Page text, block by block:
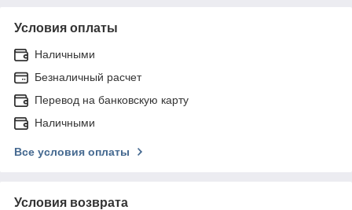
Условия оплаты
Наличными
Безналичный расчет
Перевод на банковскую карту
Наличными
Все условия оплаты
Условия возврата